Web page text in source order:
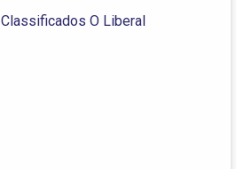
Classificados O Liberal